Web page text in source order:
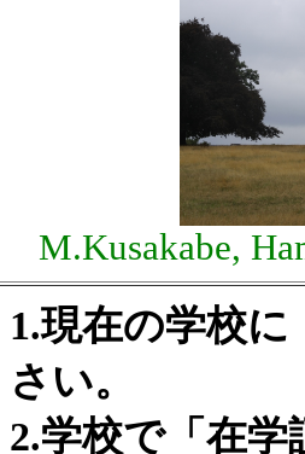
M.Kusakabe,
1.現在の学校
さい。
2.学校で「在